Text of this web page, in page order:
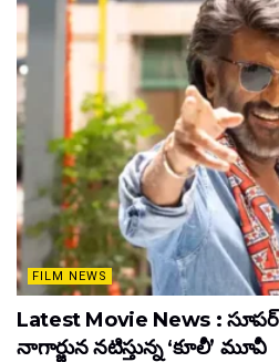
FILM NEWS
Latest Movie News :
నాగార్జున నటిస్తున్న ‘కూలీ’ మూవీ